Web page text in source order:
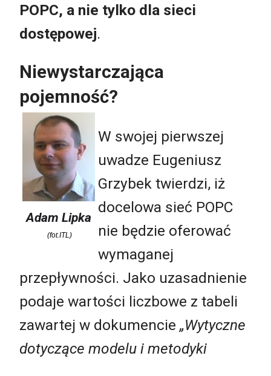
POPC, a nie tylko dla sieci
dostępowej.
Niewystarczająca
pojemność?
Adam Lipka
(fot.ITL)
W swojej pierwszej
uwadze Eugeniusz
Grzybek twierdzi, iż
docelowa sieć POPC
nie będzie oferować
wymaganej
przepływności. Jako uzasadnienie
podaje wartości liczbowe z tabeli
zawartej w dokumencie „Wytyczne
dotyczące modelu i metodyki